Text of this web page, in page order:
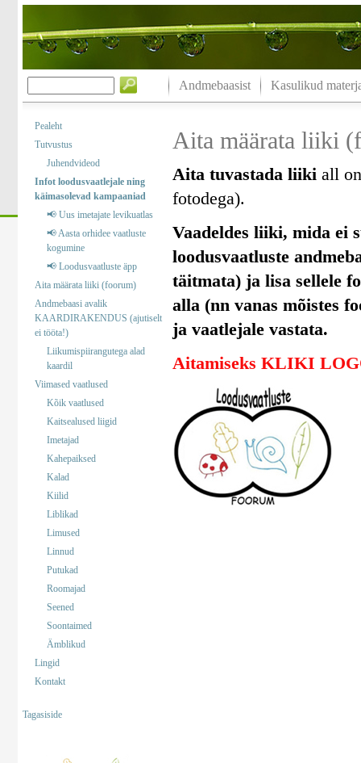
Andmebaasist Kasulikud
Pealeht
Tutvustus
Juhendvideod
Infot loodusvaatlejale ning
käimasolevad kampaaniad
📢 Uus imetajate levikuatlas
📢 Aasta orhidee vaatluste
kogumine
📢 Loodusvaatluste äpp
Aita määrata liiki (foorum)
Andmebaasi avalik
KAARDIRAKENDUS (ajutiselt
ei tööta!)
Liikumispiirangutega alad
kaardil
Viimased vaatlused
Kõik vaatlused
Kaitsealused liigid
Imetajad
Kahepaiksed
Kalad
Kiilid
Liblikad
Limused
Linnud
Putukad
Roomajad
Seened
Soontaimed
Ämblikud
Lingid
Kontakt
Tagasiside
Aita määrata liiki
Aita tuvastada liikiall on
fotodega).
Vaadeldes liiki, mida ei
loodusvaatluste
täitmata) ja lisa sellele
alla (nn vanas mõistes
ja vaatlejale vastata.
Aitamiseks KLIKI